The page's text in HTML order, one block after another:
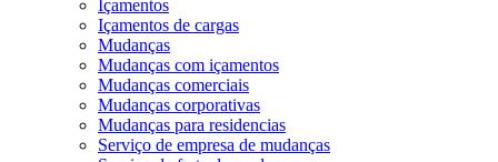
Içamentos
Içamentos de cargas
Mudanças
Mudanças com içamentos
Mudanças comerciais
Mudanças corporativas
Mudanças para residencias
Serviço de empresa de mudanças